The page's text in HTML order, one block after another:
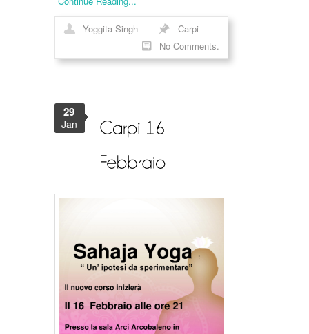
Yoggita Singh
Carpi
No Comments.
29
Jan